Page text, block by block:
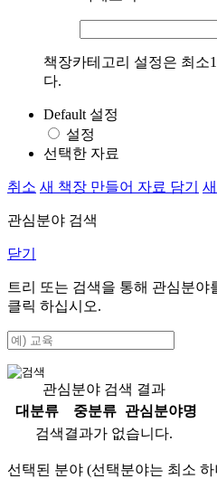
책장카테고리 설정은 최소
다.
Default 설정
설정
선택한 자료
취소 새 책장 만들어 자료 담기
관심분야 검색
닫기
트리 또는 검색을 통해 관심분야
클릭 하십시오.
관심분야 검색 결과
대분류
중분류
관심분야명
검색결과가 없습니다.
선택된 분야 (선택분야는 최소